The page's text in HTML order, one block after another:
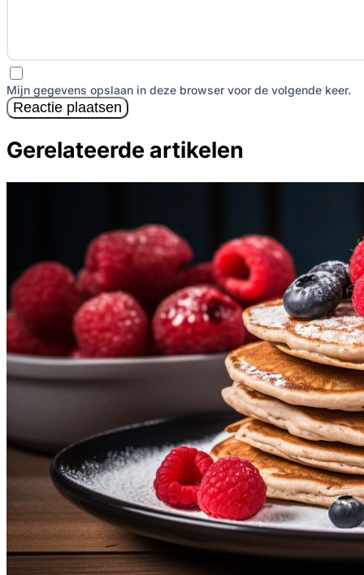
Mijn gegevens opslaan in deze browser voor de volgende keer.
Reactie plaatsen
Gerelateerde artikelen